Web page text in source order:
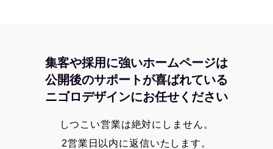
集客や採用に強いホームページは
公開後のサポートが喜ばれている
ニゴロデザインにお任せください
しつこい営業は絶対にしません。
2営業日以内に返信いたします。